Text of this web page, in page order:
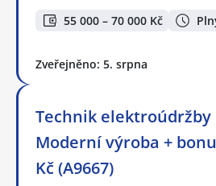
55 000 – 70 000 Kč
Zveřejněno: 5. srpna
Technik
Moderní výroba +
Kč (A9667)